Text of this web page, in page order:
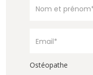
Ostéopathe